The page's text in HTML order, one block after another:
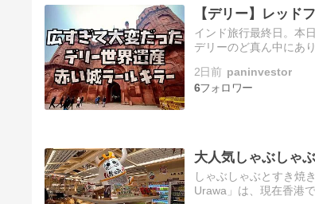
【デリー】レッド
インド旅行最終日。本
デリーのど真ん中にあ
2日前 paninvestor
6
大人気しゃぶしゃ
しゃぶしゃぶとすき焼
Urawa」は、現在香港